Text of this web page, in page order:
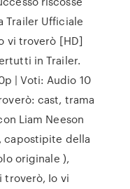
Trailer Ufficiale
vi troverò [HD]
in Trailer.
| Voti: Audio 10
cast, trama
Liam Neeson
capostipite della
originale ),
troverò, Io vi